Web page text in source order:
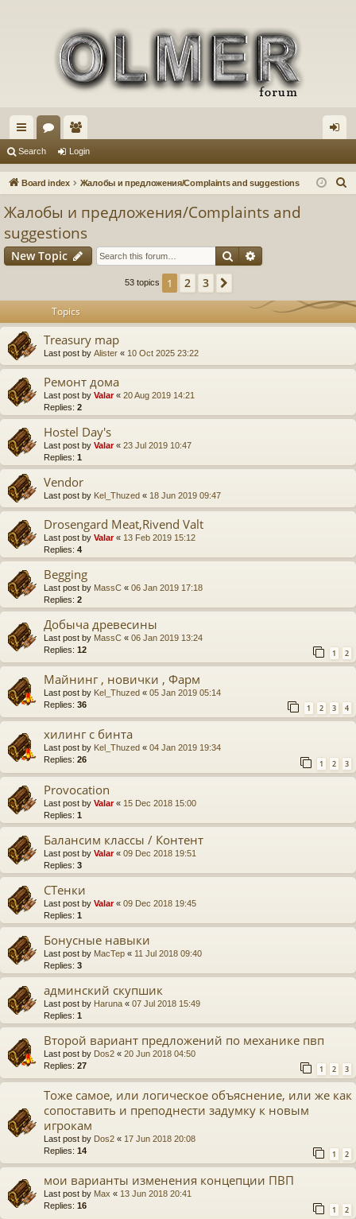
ui
ck
or
u
e
m in
Search Login
Board index Жалобы и предложения/Complaints and suggestions
Жалобы и предложения/Complaints and
suggestions
New Topic Search
53 topics 1 2 3
Topics
Treasury map
Last post by Alister « 10 Oct 2025 23:22
Ремонт дома
Last post by Valar« 20 Aug 2019 14:21
Replies: 2
Hostel Day's
Last post by Valar« 23 Jul 2019 10:47
Replies: 1
Vendor
Last post by Kel_Thuzed « 18 Jun 2019 09:47
Drosengard Meat,Rivend Valt
Last post by Valar« 13 Feb 2019 15:12
Replies: 4
Begging
Last post by MassC « 06 Jan 2019 17:18
Replies: 2
Добыча древесины
Last post by MassC « 06 Jan 2019 13:24
Replies: 12 1 2
Майнинг , новички , Фарм
Last post by Kel_Thuzed « 05 Jan 2019 05:14
Replies: 36 1 2 3 4
хилинг с бинта
Last post by Kel_Thuzed « 04 Jan 2019 19:34
Replies: 26 1 2 3
Provocation
Last post by Valar« 15 Dec 2018 15:00
Replies: 1
Балансим классы / Контент
Last post by Valar« 09 Dec 2018 19:51
Replies: 3
СТенки
Last post by Valar« 09 Dec 2018 19:45
Replies: 1
Бонусные навыки
Last post by MacTep « 11 Jul 2018 09:40
Replies: 3
админский скупшик
Last post by Haruna « 07 Jul 2018 15:49
Replies: 1
Второй вариант предложений по механике пвп
Last post by Dos2 « 20 Jun 2018 04:50
Replies: 27 1 2 3
Тоже самое, или логическое объяснение, или же как
сопоставить и преподнести задумку к новым
игрокам
Last post by Dos2 « 17 Jun 2018 20:08
Replies: 14 1 2
мои варианты изменения концепции ПВП
Last post by Max « 13 Jun 2018 20:41
Replies: 16 1 2